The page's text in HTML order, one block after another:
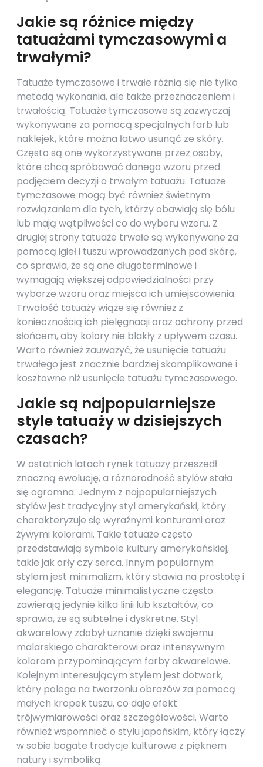
Jakie są różnice między
tatuażami tymczasowymi a
trwałymi?
Tatuaże tymczasowe i trwałe różnią się nie tylko
metodą wykonania, ale także przeznaczeniem i
trwałością. Tatuaże tymczasowe są zazwyczaj
wykonywane za pomocą specjalnych farb lub
naklejek, które można łatwo usunąć ze skóry.
Często są one wykorzystywane przez osoby,
które chcą spróbować danego wzoru przed
podjęciem decyzji o trwałym tatuażu. Tatuaże
tymczasowe mogą być również świetnym
rozwiązaniem dla tych, którzy obawiają się bólu
lub mają wątpliwości co do wyboru wzoru. Z
drugiej strony tatuaże trwałe są wykonywane za
pomocą igieł i tuszu wprowadzanych pod skórę,
co sprawia, że są one długoterminowe i
wymagają większej odpowiedzialności przy
wyborze wzoru oraz miejsca ich umiejscowienia.
Trwałość tatuaży wiąże się również z
koniecznością ich pielęgnacji oraz ochrony przed
słońcem, aby kolory nie blakły z upływem czasu.
Warto również zauważyć, że usunięcie tatuażu
trwałego jest znacznie bardziej skomplikowane i
kosztowne niż usunięcie tatuażu tymczasowego.
Jakie są najpopularniejsze
style tatuaży w dzisiejszych
czasach?
W ostatnich latach rynek tatuaży przeszedł
znaczną ewolucję, a różnorodność stylów stała
się ogromna. Jednym z najpopularniejszych
stylów jest tradycyjny styl amerykański, który
charakteryzuje się wyraźnymi konturami oraz
żywymi kolorami. Takie tatuaże często
przedstawiają symbole kultury amerykańskiej,
takie jak orły czy serca. Innym popularnym
stylem jest minimalizm, który stawia na prostotę i
elegancję. Tatuaże minimalistyczne często
zawierają jedynie kilka linii lub kształtów, co
sprawia, że są subtelne i dyskretne. Styl
akwarelowy zdobył uznanie dzięki swojemu
malarskiego charakterowi oraz intensywnym
kolorom przypominającym farby akwarelowe.
Kolejnym interesującym stylem jest dotwork,
który polega na tworzeniu obrazów za pomocą
małych kropek tuszu, co daje efekt
trójwymiarowości oraz szczegółowości. Warto
również wspomnieć o stylu japońskim, który łączy
w sobie bogate tradycje kulturowe z pięknem
natury i symboliką.